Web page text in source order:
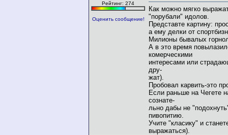
Рейтинг: 274
Оценить сообщение!
Как можно мягко
"порубали" идолов.
Представте картину:
а ему делки от
Милионы бывалых
А в это время
комерческими
интересами или
дру-
жат).
Пробовал карвить-это
Если раньше на Чегете
сознате-
льно дабы не
пивопитию.
Учите "класику" и
выражаться).